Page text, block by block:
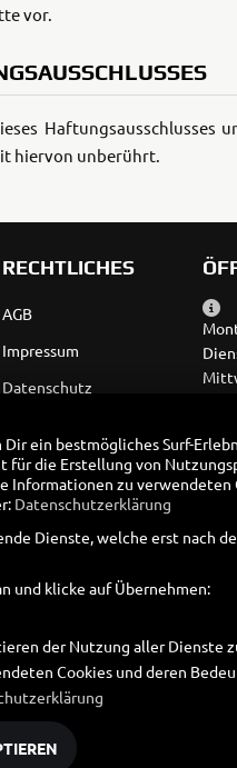
vor.
Haftungsausschlusses
hiervon unberührt.
RECHTLICHES
AGB
Impressum
Datenschutz
Barrierefreiheit
Batteriegesetz
Altölverordnung
ein bestmögliches Surf-
für die Erstellung von
Informationen zu verwendeten
Datenschutzerklärung
Dienste, welche erst nach
und klicke auf Übernehmen:
der Nutzung aller Dienste
Cookies und deren